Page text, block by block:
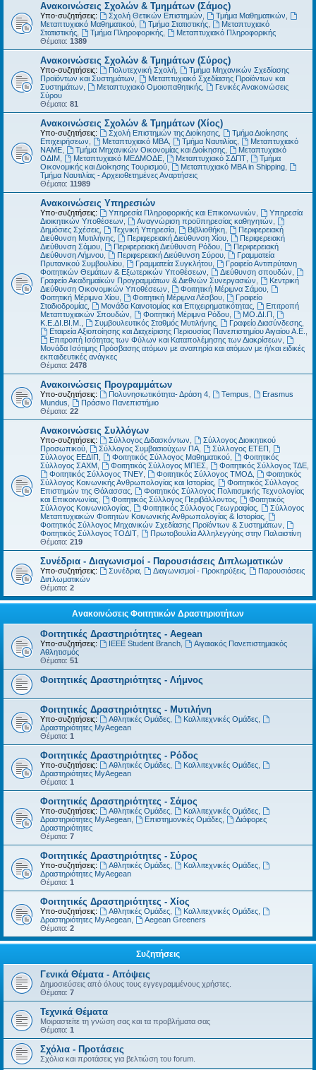
Ανακοινώσεις Σχολών & Τμημάτων (Σάμος)
Υπο-συζητήσεις: Σχολή Θετικών Επιστημών Τμήμα Μαθηματικών
Μεταπτυχιακό Μαθηματικού
Τμήμα Στατιστικής,
Μεταπτυχιακό
Στατιστικής
Τμήμα Πληροφορικής,
Μεταπτυχιακό Πληροφορικής
Θέματα: 1389
Ανακοινώσεις Σχολών & Τμημάτων (Σύρος)
Υπο-συζητήσεις: Πολυτεχνική Σχολή,
Τμήμα Μηχανικών Σχεδίασης
Προϊόντων και Συστημάτων
Μεταπτυχιακό Σχεδίασης Προϊόντων και
Συστημάτων
Μεταπτυχιακό Ομοιοπαθητικής,
Γενικές Ανακοινώσεις
Σύρου
Θέματα: 81
Ανακοινώσεις Σχολών & Τμημάτων (Χίος)
Υπο-συζητήσεις: Σχολή Επιστημών της Διοίκησης,
Τμήμα Διοίκησης
Επιχειρήσεων
Μεταπτυχιακό MBA, Τμήμα Ναυτιλίας,
Μεταπτυχιακό
ΝΑΜΕ
Τμήμα Μηχανικών Οικονομίας και Διοίκησης,
Μεταπτυχιακό
ΟΔΙΜ
Μεταπτυχιακό ΜΕΔΜΟΔΕ, Μεταπτυχιακό ΣΔΠΤ,
Τμήμα
Οικονομικής και Διοίκησης Τουρισμού
Μεταπτυχιακό MBA in Shipping,
Τμήμα Ναυτιλίας - Αρχειοθετημένες Αναρτήσεις
Θέματα: 11989
Ανακοινώσεις Υπηρεσιών
Υπο-συζητήσεις: Υπηρεσία Πληροφορικής και Επικοινωνιών
Υπηρεσία
Διοικητικών Υποθέσεων
Αναγνώριση προϋπηρεσίας καθηγητών
Δημόσιες Σχέσεις
Τεχνική Υπηρεσία, Βιβλιοθήκη,
Περιφερειακή
Διεύθυνση Μυτιλήνης
Περιφερειακή Διεύθυνση Χίου,
Περιφερειακή
Διεύθυνση Σάμου
Περιφερειακή Διεύθυνση Ρόδου,
Περιφερειακή
Διεύθυνση Λήμνου
Περιφερειακή Διεύθυνση Σύρου,
Γραμματεία
Πρυτανικού Συμβουλίου
Γραμματεία Συγκλήτου,
Γραφείο Αντιπρύτανη
Φοιτητικών Θεμάτων & Εξωτερικών Υποθέσεων
Διεύθυνση σπουδών
Γραφείο Ακαδημαϊκών Προγραμμάτων & Διεθνών Συνεργασιών
Κεντρική
Διεύθυνση Οικονομικών Υποθέσεων
Φοιτητική Μέριμνα Σάμου,
Φοιτητική Μέριμνα Χίου
Φοιτητική Μέριμνα Λέσβου,
Γραφείο
Σταδιοδρομίας
Μονάδα Καινοτομίας και Επιχειρηματικότητας,
Επιτροπή
Μεταπτυχιακών Σπουδών
Φοιτητική Μέριμνα Ρόδου, ΜΟ.ΔΙ.Π
Κ.Ε.ΔΙ.ΒΙ.Μ.
Συμβουλευτικός Σταθμός Μυτιλήνης, Γραφείο Διασύνδεσης,
Εταιρεία Αξιοποίησης και Διαχείρισης Περιουσίας Πανεπιστημίου Αιγαίου Α.Ε.
Επιτροπή Ισότητας των Φύλων και Καταπολέμησης των Διακρίσεων
Μονάδα Ισότιμης Πρόσβασης ατόμων με αναπηρία και ατόμων με ή/και ειδικές
εκπαιδευτικές ανάγκες
Θέματα: 2478
Ανακοινώσεις Προγραμμάτων
Υπο-συζητήσεις: Πολυνησιωτικότητα- Δράση 4, Tempus
Erasmus
Mundus
Πράσινο Πανεπιστήμιο
Θέματα: 22
Ανακοινώσεις Συλλόγων
Υπο-συζητήσεις: Σύλλογος Διδασκόντων
Σύλλογος Διοικητικού
Προσωπικού
Σύλλογος Συμβασιούχων ΠΑ, Σύλλογος ΕΤΕΠ
Σύλλογος ΕΕΔΙΠ
Φοιτητικός Σύλλογος Μαθηματικού,
Φοιτητικός
Σύλλογος ΣΑΧΜ
Φοιτητικός Σύλλογος ΜΠΕΣ Φοιτητικός Σύλλογος ΤΔΕ,
Φοιτητικός Σύλλογος ΤΝΕΥ, Φοιτητικός Σύλλογος ΤΜΟΔ,
Φοιτητικός
Σύλλογος Κοινωνικής Ανθρωπολογίας και Ιστορίας
Φοιτητικός Σύλλογος
Επιστημών της Θάλασσας
Φοιτητικός Σύλλογος Πολιτισμικής Τεχνολογίας
και Επικοινωνίας
Φοιτητικός Σύλλογος Περιβάλλοντος,
Φοιτητικός
Σύλλογος Κοινωνιολογίας
Φοιτητικός Σύλλογος Γεωγραφίας,
Σύλλογος
Μεταπτυχιακών Φοιτητών Κοινωνικής Ανθρωπολογίας & Ιστορίας
Φοιτητικός Σύλλογος Μηχανικών Σχεδίασης Προϊόντων & Συστημάτων
Φοιτητικός Σύλλογος ΤΟΔΙΤ
Πρωτοβουλία Αλληλεγγύης στην Παλαιστίνη
Θέματα: 219
Συνέδρια - Διαγωνισμοί - Παρουσιάσεις Διπλωματικών
Υπο-συζητήσεις: Συνέδρια, Διαγωνισμοί - Προκηρύξεις,
Παρουσιάσεις
Διπλωματικών
Θέματα: 2
Ανακοινώσεις Φοιτητικών Δραστηριοτήτων
Φοιτητικές Δραστηριότητες - Aegean
Υπο-συζητήσεις: IEEE Student Branch,
Αιγαιακός Πανεπιστημιακός
Αθλητισμός
Θέματα: 51
Φοιτητικές Δραστηριότητες - Λήμνος
Φοιτητικές Δραστηριότητες - Μυτιλήνη
Υπο-συζητήσεις: Αθλητικές Ομάδες, Καλλιτεχνικές Ομάδες,
Δραστηριότητες MyAegean
Θέματα: 1
Φοιτητικές Δραστηριότητες - Ρόδος
Υπο-συζητήσεις: Αθλητικές Ομάδες, Καλλιτεχνικές Ομάδες,
Δραστηριότητες MyAegean
Θέματα: 1
Φοιτητικές Δραστηριότητες - Σάμος
Υπο-συζητήσεις: Αθλητικές Ομάδες, Καλλιτεχνικές Ομάδες,
Δραστηριότητες MyAegean
Επιστημονικές Ομάδες,
Διάφορες
Δραστηριότητες
Θέματα: 7
Φοιτητικές Δραστηριότητες - Σύρος
Υπο-συζητήσεις: Αθλητικές Ομάδες, Καλλιτεχνικές Ομάδες,
Δραστηριότητες MyAegean
Θέματα: 1
Φοιτητικές Δραστηριότητες - Χίος
Υπο-συζητήσεις: Αθλητικές Ομάδες, Καλλιτεχνικές Ομάδες,
Δραστηριότητες MyAegean
Aegean Greeners
Θέματα: 2
Συζητήσεις
Γενικά Θέματα - Απόψεις
Δημοσιεύσεις από όλους τους εγγεγραμμένους χρήστες.
Θέματα: 7
Τεχνικά Θέματα
Μοιραστείτε τη γνώση σας και τα προβλήματα σας
Θέματα: 1
Σχόλια - Προτάσεις
Σχόλια και προτάσεις για βελτιώση του forum.